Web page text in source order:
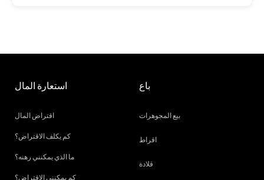
استعارة المال
اقتراض المال
كم يمكنني الاقتراض؟
باع
بيع المجوهرات
اقراط
قلادة